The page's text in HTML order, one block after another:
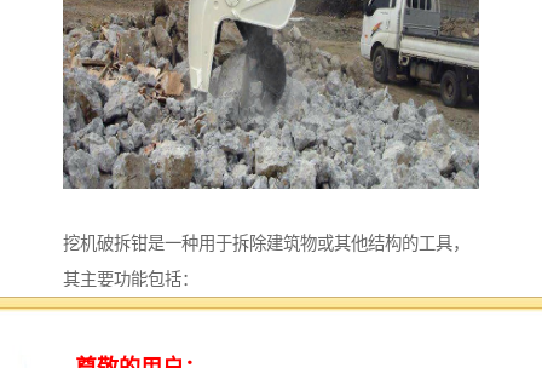
挖机破拆钳是一种用于拆除建筑物或其他结构的工具，
其主要功能包括：
1. 拆除建筑物：挖机破拆钳可以通过夹持、剪切或撕裂
的方式，将建筑物的结构件、混凝土、钢筋等材料进行